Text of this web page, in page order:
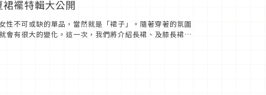
襬特輯大公開
不可或缺的單品，當然就是「裙子」。隨著穿著的氛圍
有很大的變化。這一次，我們將介紹長裙、及膝長裙、